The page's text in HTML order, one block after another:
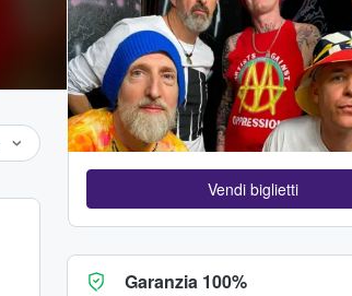
Vendi biglietti
Garanzia 100%